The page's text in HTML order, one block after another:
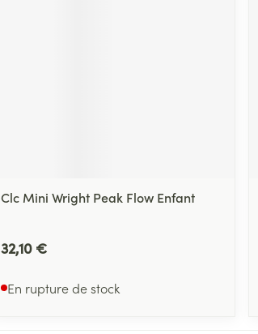
Clc Mini Wright Peak Flow Enfant
32,10 €
En rupture de stock